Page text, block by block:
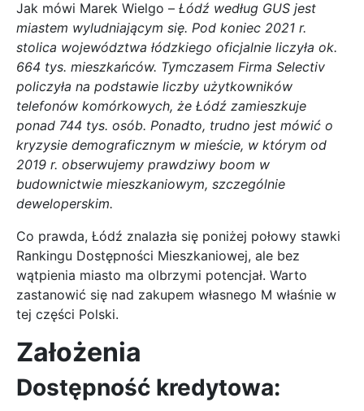
Jak mówi Marek Wielgo – Łódź według GUS jest
miastem wyludniającym się. Pod koniec 2021 r.
stolica województwa łódzkiego oficjalnie liczyła ok.
664 tys. mieszkańców. Tymczasem Firma Selectiv
policzyła na podstawie liczby użytkowników
telefonów komórkowych, że Łódź zamieszkuje
ponad 744 tys. osób. Ponadto, trudno jest mówić o
kryzysie demograficznym w mieście, w którym od
2019 r. obserwujemy prawdziwy boom w
budownictwie mieszkaniowym, szczególnie
deweloperskim.
Co prawda, Łódź znalazła się poniżej połowy stawki
Rankingu Dostępności Mieszkaniowej, ale bez
wątpienia miasto ma olbrzymi potencjał. Warto
zastanowić się nad zakupem własnego M właśnie w
tej części Polski.
Założenia
Dostępność kredytowa: